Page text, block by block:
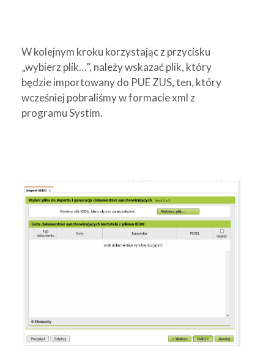
W kolejnym kroku korzystając z przycisku
„wybierz plik…”, należy wskazać plik, który
będzie importowany do PUE ZUS, ten, który
wcześniej pobraliśmy w formacie xml z
programu Systim.